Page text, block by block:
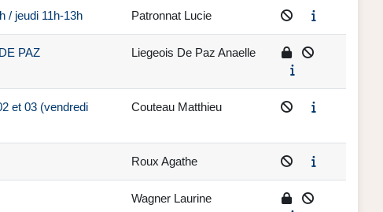
/ jeudi 11h-13h Patronnat Lucie
PAZ Liegeois De Paz Anaelle
et 03 (vendredi
Couteau Matthieu
Roux Agathe
Wagner Laurine